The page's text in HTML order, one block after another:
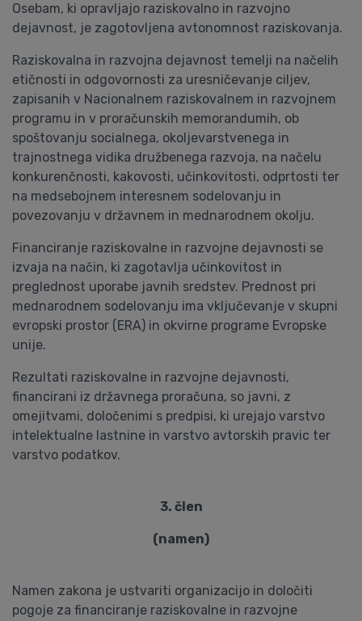
Osebam, ki opravljajo raziskovalno in razvojno
dejavnost, je zagotovljena avtonomnost raziskovanja.
Raziskovalna in razvojna dejavnost temelji na načelih
etičnosti in odgovornosti za uresničevanje ciljev,
zapisanih v Nacionalnem raziskovalnem in razvojnem
programu in v proračunskih memorandumih, ob
spoštovanju socialnega, okoljevarstvenega in
trajnostnega vidika družbenega razvoja, na načelu
konkurenčnosti, kakovosti, učinkovitosti, odprtosti ter
na medsebojnem interesnem sodelovanju in
povezovanju v državnem in mednarodnem okolju.
Financiranje raziskovalne in razvojne dejavnosti se
izvaja na način, ki zagotavlja učinkovitost in
preglednost uporabe javnih sredstev. Prednost pri
mednarodnem sodelovanju ima vključevanje v skupni
evropski prostor (ERA) in okvirne programe Evropske
unije.
Rezultati raziskovalne in razvojne dejavnosti,
financirani iz državnega proračuna, so javni, z
omejitvami, določenimi s predpisi, ki urejajo varstvo
intelektualne lastnine in varstvo avtorskih pravic ter
varstvo podatkov.
3. člen
(namen)
Namen zakona je ustvariti organizacijo in določiti
pogoje za financiranje raziskovalne in razvojne